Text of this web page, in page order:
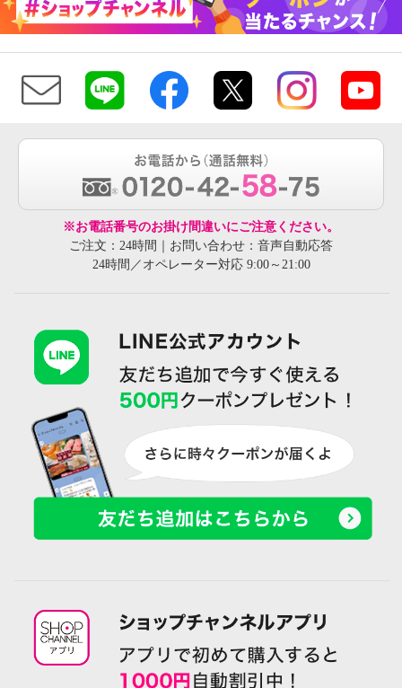
※お電話番号のお掛け間違いにご注意ください。
ご注文：24時間｜お問い合わせ：音声自動応答
24時間／オペレーター対応 9:00～21:00